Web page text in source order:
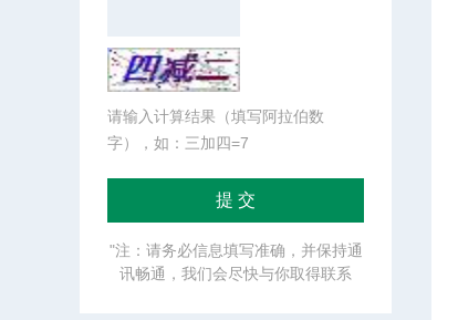
请输入计算结果（填写阿拉伯数
字），如：三加四=7
"注：请务必信息填写准确，并保持通
讯畅通，我们会尽快与你取得联系